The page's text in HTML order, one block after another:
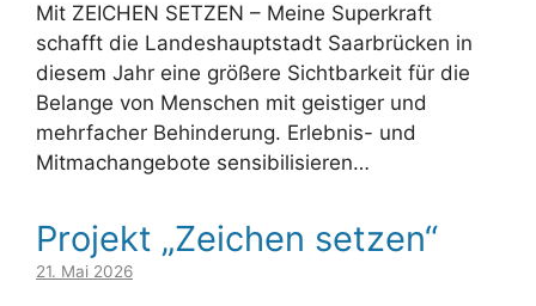
Mit ZEICHEN SETZEN – Meine Superkraft
schafft die Landeshauptstadt Saarbrücken in
diesem Jahr eine größere Sichtbarkeit für die
Belange von Menschen mit geistiger und
mehrfacher Behinderung. Erlebnis- und
Mitmachangebote sensibilisieren…
Projekt „Zeichen setzen“
21. Mai 2026